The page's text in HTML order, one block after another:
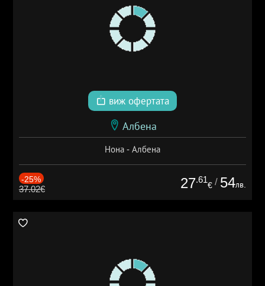
виж офертата
Албена
Нона - Албена
-25%
37.02€ 27.61
€ / 54лв.